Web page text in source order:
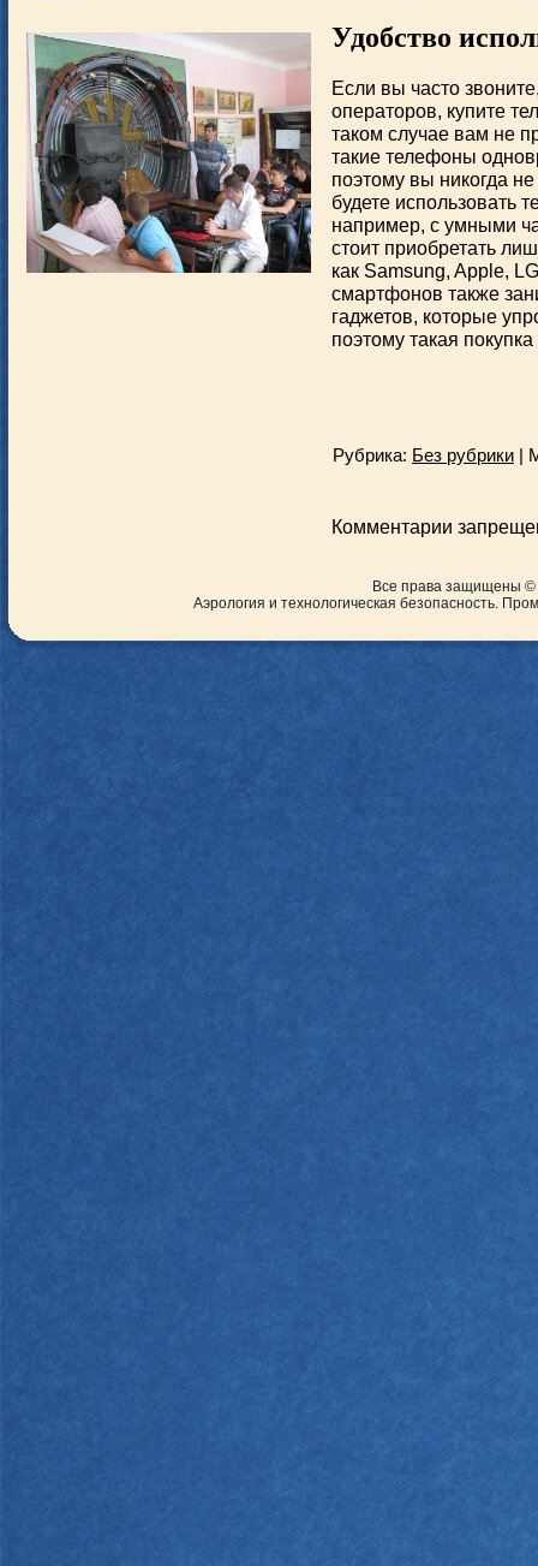
Удобство
Если вы часто
операторов, купите
таком случае вам не
такие телефоны
поэтому вы никогда
будете использовать
например, с умными
стоит приобретать
как Samsung, Apple,
смартфонов также
гаджетов, которые
поэтому такая
Рубрика: Без рубрики |
Комментарии
Все права защищены
Аэрология и технологическая безопасность.